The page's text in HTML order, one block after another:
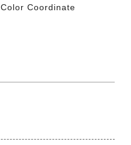
Color Coordinate